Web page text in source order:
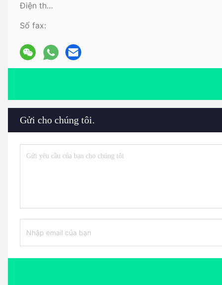
Điện thoại:
Số fax:
Gửi cho chúng tôi.